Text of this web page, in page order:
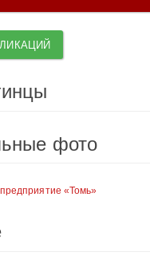
фото